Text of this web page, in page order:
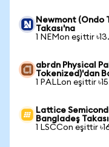
Newmont (Ondo
Takası'na
1 NEMon eşittir
abrdn Physical
Tokenized)'dan
1 PALLon eşittir
Lattice
Bangladeş
1 LSCCon eşittir